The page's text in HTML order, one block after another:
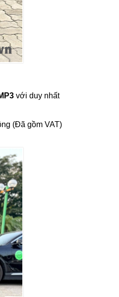
với duy nhất
(Đã gồm VAT)